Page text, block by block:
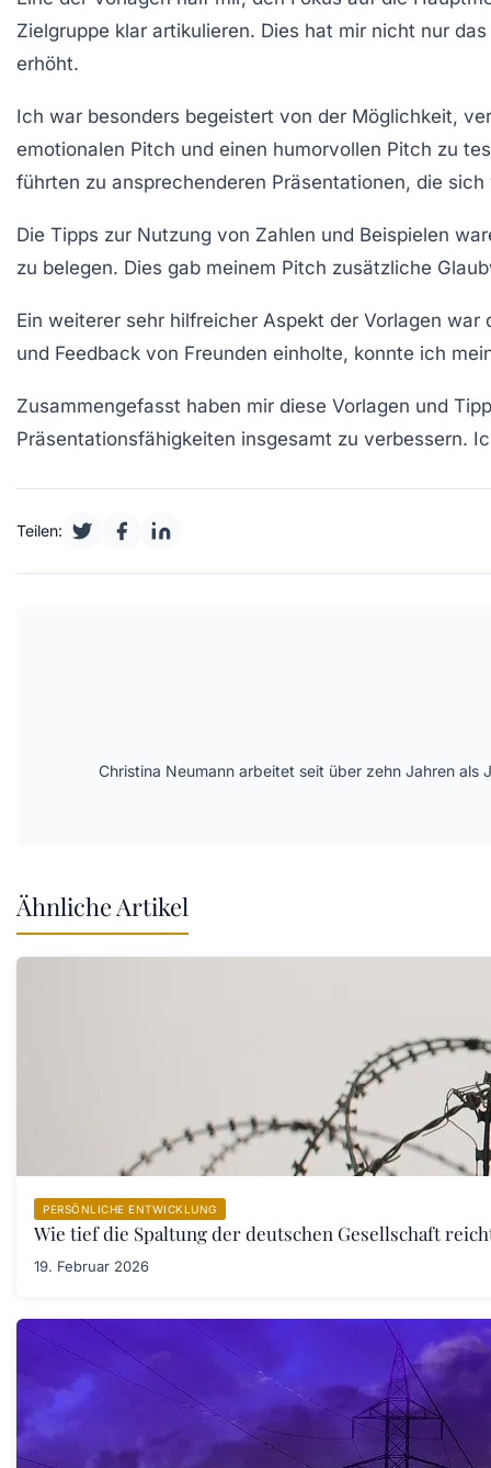
Zielgruppe klar artikulieren. Dies hat mir nicht nur
erhöht.
Ich war besonders begeistert von der Möglichkeit,
emotionalen Pitch und einen humorvollen Pitch zu
führten zu ansprechenderen Präsentationen, die
Die Tipps zur Nutzung von Zahlen und Beispielen
zu belegen. Dies gab meinem Pitch zusätzliche
Ein weiterer sehr hilfreicher Aspekt der Vorlagen
und Feedback von Freunden einholte, konnte ich
Zusammengefasst haben mir diese Vorlagen und
Präsentationsfähigkeiten insgesamt zu verbessern.
Teilen:
Christina Neumann arbeitet seit über zehn Jahren als
Ähnliche Artikel
PERSÖNLICHE ENTWICKLUNG
Wie tief die Spaltung der deutschen Gesellschaft
19. Februar 2026